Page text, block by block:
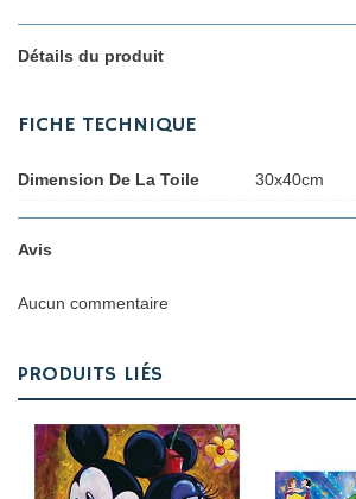
Détails du produit
FICHE TECHNIQUE
Dimension De La Toile 30x40cm
Avis
Aucun commentaire
PRODUITS LIÉS